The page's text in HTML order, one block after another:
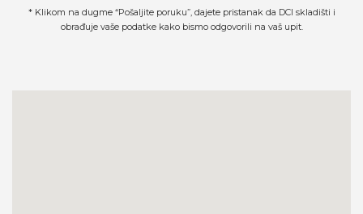
* Klikom na dugme “Pošaljite poruku”, dajete pristanak da DCI skladišti i
obrađuje vaše podatke kako bismo odgovorili na vaš upit.